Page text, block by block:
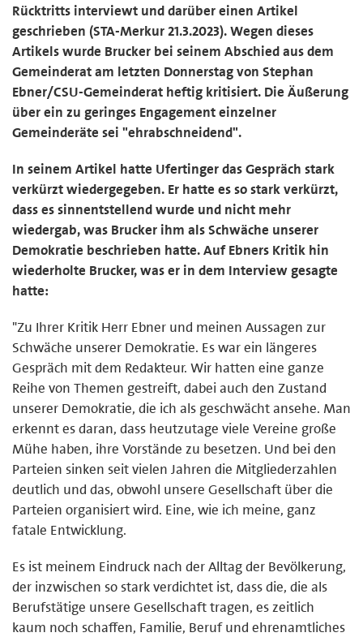
Rücktritts interviewt und darüber einen Artikel
geschrieben (STA-Merkur 21.3.2023). Wegen dieses
Artikels wurde Brucker bei seinem Abschied aus dem
Gemeinderat am letzten Donnerstag von Stephan
Ebner/CSU-Gemeinderat heftig kritisiert. Die Äußerung
über ein zu geringes Engagement einzelner
Gemeinderäte sei "ehrabschneidend".
In seinem Artikel hatte Ufertinger das Gespräch stark
verkürzt wiedergegeben. Er hatte es so stark verkürzt,
dass es sinnentstellend wurde und nicht mehr
wiedergab, was Brucker ihm als Schwäche unserer
Demokratie beschrieben hatte. Auf Ebners Kritik hin
wiederholte Brucker, was er in dem Interview gesagte
hatte:
"Zu Ihrer Kritik Herr Ebner und meinen Aussagen zur
Schwäche unserer Demokratie. Es war ein längeres
Gespräch mit dem Redakteur. Wir hatten eine ganze
Reihe von Themen gestreift, dabei auch den Zustand
unserer Demokratie, die ich als geschwächt ansehe. Man
erkennt es daran, dass heutzutage viele Vereine große
Mühe haben, ihre Vorstände zu besetzen. Und bei den
Parteien sinken seit vielen Jahren die Mitgliederzahlen
deutlich und das, obwohl unsere Gesellschaft über die
Parteien organisiert wird. Eine, wie ich meine, ganz
fatale Entwicklung.
Es ist meinem Eindruck nach der Alltag der Bevölkerung,
der inzwischen so stark verdichtet ist, dass die, die als
Berufstätige unsere Gesellschaft tragen, es zeitlich
kaum noch schaffen, Familie, Beruf und ehrenamtliches